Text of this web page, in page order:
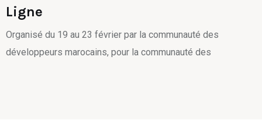
Ligne
Organisé du 19 au 23 février par la communauté des
développeurs marocains, pour la communauté des